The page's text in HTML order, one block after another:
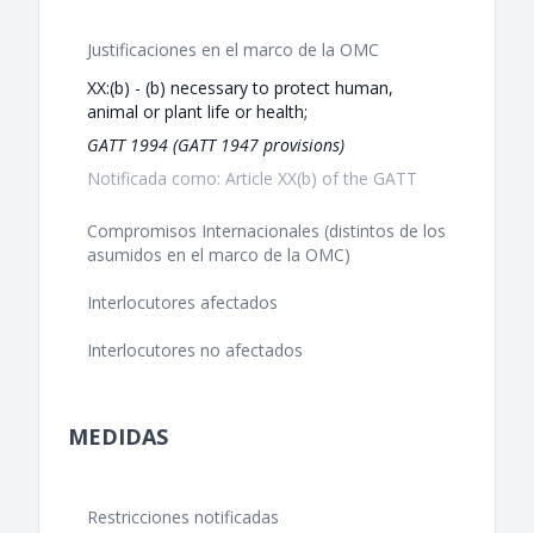
Justificaciones en el marco de la OMC
XX:(b) - (b) necessary to protect human,
animal or plant life or health;
GATT 1994 (GATT 1947 provisions)
Notificada como: Article XX(b) of the GATT
Compromisos Internacionales (distintos de los
asumidos en el marco de la OMC)
Interlocutores afectados
Interlocutores no afectados
MEDIDAS
Restricciones notificadas